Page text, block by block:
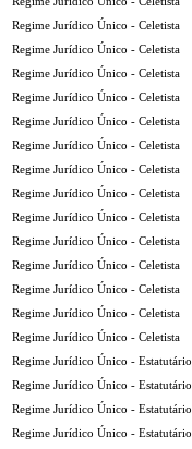
Regime Jurídico Único - Celetista
Regime Jurídico Único - Celetista
Regime Jurídico Único - Celetista
Regime Jurídico Único - Celetista
Regime Jurídico Único - Celetista
Regime Jurídico Único - Celetista
Regime Jurídico Único - Celetista
Regime Jurídico Único - Celetista
Regime Jurídico Único - Celetista
Regime Jurídico Único - Celetista
Regime Jurídico Único - Celetista
Regime Jurídico Único - Celetista
Regime Jurídico Único - Celetista
Regime Jurídico Único - Celetista
Regime Jurídico Único - Estatutário
Regime Jurídico Único - Estatutário
Regime Jurídico Único - Estatutário
Regime Jurídico Único - Estatutário